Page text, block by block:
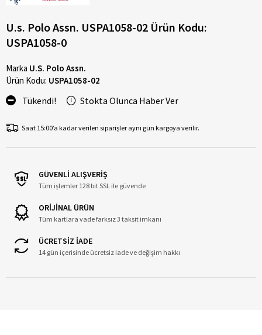
U.s. Polo Assn. USPA1058-02 Ürün Kodu:
USPA1058-0
Marka U.S. Polo Assn.
Ürün Kodu: USPA1058-02
Tükendi! Stokta Olunca Haber Ver
Saat 15:00’a kadar verilen siparişler aynı gün kargoya verilir.
GÜVENLİ ALIŞVERİŞ
Tüm işlemler 128 bit SSL ile güvende
ORİJİNAL ÜRÜN
Tüm kartlara vade farksız 3 taksit imkanı
ÜCRETSİZ İADE
14 gün içerisinde ücretsiz iade ve değişim hakkı